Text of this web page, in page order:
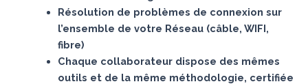
Résolution de problèmes de connexion sur
l’ensemble de votre Réseau (câble, WIFI,
fibre)
Chaque collaborateur dispose des mêmes
outils et de la même méthodologie, certifiée